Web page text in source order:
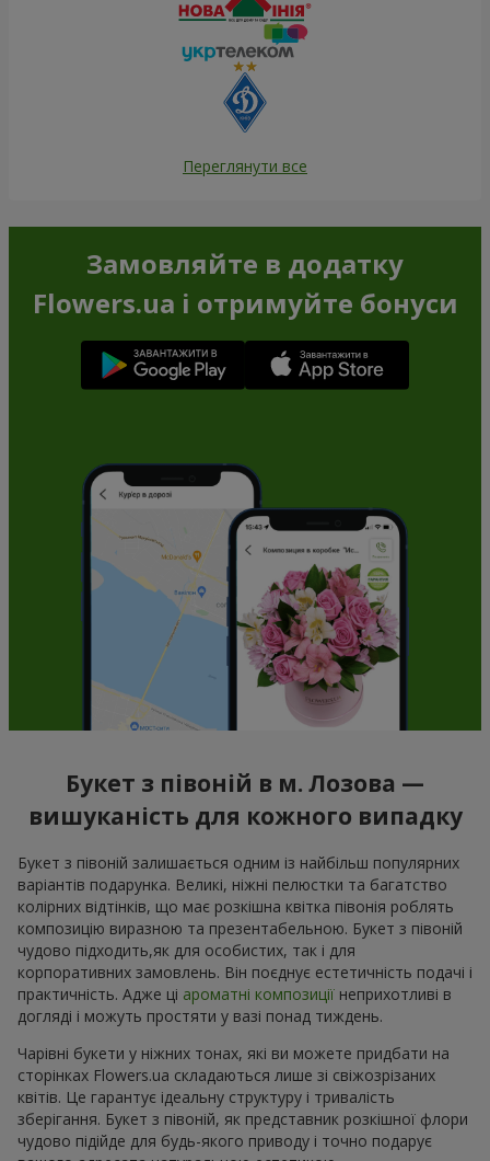
Переглянути все
Замовляйте в додатку
Flowers.ua і отримуйте бонуси
Букет з півоній в м. Лозова —
вишуканість для кожного випадку
Букет з півоній залишається одним із найбільш популярних
варіантів подарунка. Великі, ніжні пелюстки та багатство
колірних відтінків, що має розкішна квітка півонія роблять
композицію виразною та презентабельною. Букет з півоній
чудово підходить,як для особистих, так і для
корпоративних замовлень. Він поєднує естетичність подачі і
практичність. Адже ці ароматні композиції неприхотливі в
догляді і можуть простяти у вазі понад тиждень.
Чарівні букети у ніжних тонах, які ви можете придбати на
сторінках Flowers.ua складаються лише зі свіжозрізаних
квітів. Це гарантує ідеальну структуру і тривалість
зберігання. Букет з півоній, як представник розкішної флори
чудово підійде для будь-якого приводу і точно подарує